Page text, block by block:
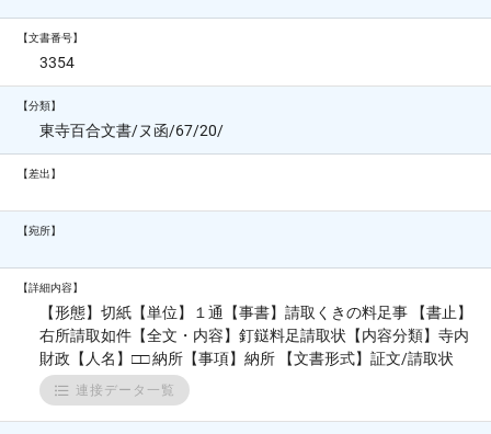
【文書番号】
3354
【分類】
東寺百合文書/ヌ函/67/20/
【差出】
【宛所】
【詳細内容】
【形態】切紙【単位】１通【事書】請取くきの料足事 【書止】
右所請取如件【全文・内容】釘鎹料足請取状【内容分類】寺内
財政【人名】□□ 納所【事項】納所 【文書形式】証文/請取状
連接データ一覧